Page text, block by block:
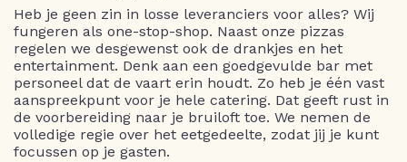
Heb je geen zin in losse leveranciers voor alles? Wij
fungeren als one-stop-shop. Naast onze pizzas
regelen we desgewenst ook de drankjes en het
entertainment. Denk aan een goedgevulde bar met
personeel dat de vaart erin houdt. Zo heb je één vast
aanspreekpunt voor je hele catering. Dat geeft rust in
de voorbereiding naar je bruiloft toe. We nemen de
volledige regie over het eetgedeelte, zodat jij je kunt
focussen op je gasten.